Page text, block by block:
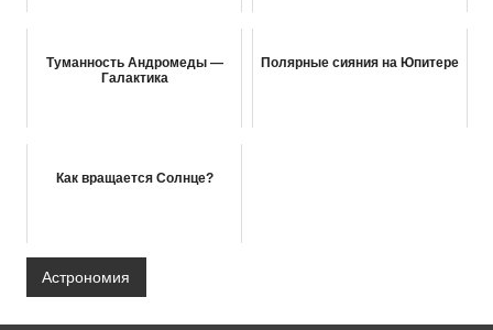
Туманность Андромеды —
Галактика
Полярные сияния на Юпитере
Как вращается Солнце?
Астрономия